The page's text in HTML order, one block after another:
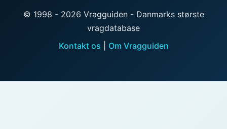
© 1998 - 2026 Vragguiden - Danmarks største
vragdatabase
Kontakt os
Om Vragguiden